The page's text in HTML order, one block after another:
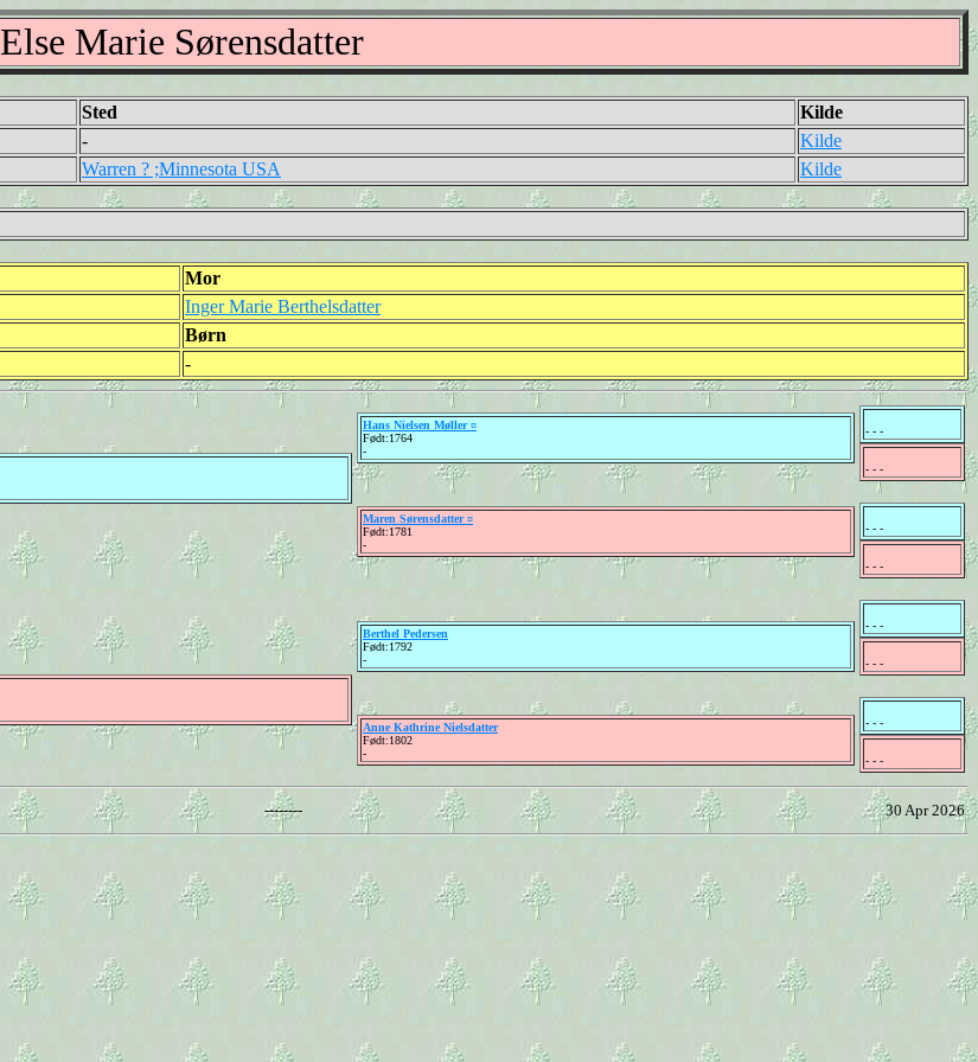
Else Marie Sørensdatter
Sted
Kilde
-
Kilde
Warren ? ;Minnesota USA Kilde
Mor
Inger Marie Berthelsdatter
Børn
-
Hans Nielsen Møller ¤
Født:1764
-
Maren Sørensdatter ¤
Født:1781
-
Berthel Pedersen
Født:1792
-
Anne Kathrine Nielsdatter
Født:1802
-
- - -
- - -
- - -
- - -
- - -
- - -
- - -
- - -
-------- 30 Apr 2026